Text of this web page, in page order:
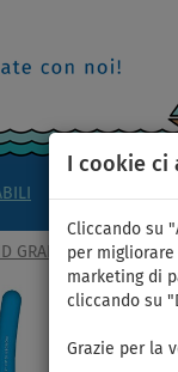
I cookie
Cliccando su
per
marketing di
cliccando su
Grazie per la
GRANDI